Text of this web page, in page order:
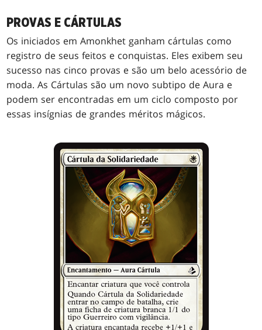
PROVAS E CÁRTULAS
Os iniciados em Amonkhet ganham cártulas como
registro de seus feitos e conquistas. Eles exibem seu
sucesso nas cinco provas e são um belo acessório de
moda. As Cártulas são um novo subtipo de Aura e
podem ser encontradas em um ciclo composto por
essas insígnias de grandes méritos mágicos.